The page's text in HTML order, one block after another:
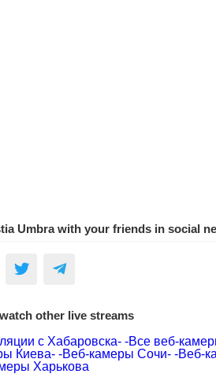
Umbra with your friends in social
other live streams
с Хабаровска- -Все веб-
Киева- -Веб-камеры Сочи- -Веб-
Харькова